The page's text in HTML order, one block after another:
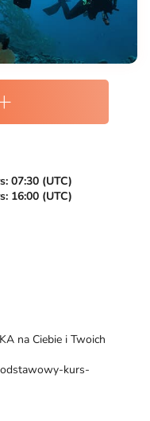
07:30 (UTC)
16:00 (UTC)
na Ciebie i Twoich
kurs-